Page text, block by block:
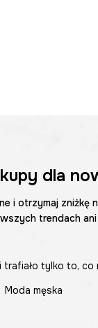
dla
i otrzymaj zniżkę
trendach
tylko to,
Moda męska